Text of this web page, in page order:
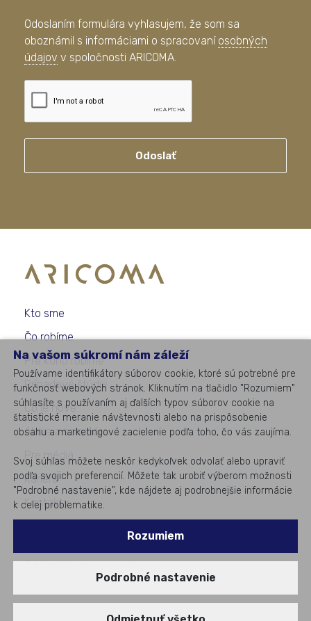
Odoslaním formulára vyhlasujem, že som sa
oboznámil s informáciami o spracovaní osobných
údajov v spoločnosti ARICOMA.
Odoslať
Na vašom súkromí nám záleží
Používame identifikátory súborov cookie, ktoré sú potrebné pre
funkčnosť webových stránok. Kliknutím na tlačidlo "Rozumiem"
súhlasíte s používaním aj ďalších typov súborov cookie na
štatistické meranie návštevnosti alebo na prispôsobenie
obsahu a marketingové zacielenie podľa toho, čo vás zaujíma.
Svoj súhlas môžete neskôr kedykoľvek odvolať alebo upraviť
podľa svojich preferencií. Môžete tak urobiť výberom možnosti
"Podrobné nastavenie", kde nájdete aj podrobnejšie informácie
k celej problematike.
Rozumiem
Podrobné nastavenie
Kto sme
Čo robíme
Pre koho robíme
Prípadové štúdie
Čo je nové
Akcie a semináre
Pre médiá
Kariéra
Kontakty
v podnikovom IT
©2026All rights reserved